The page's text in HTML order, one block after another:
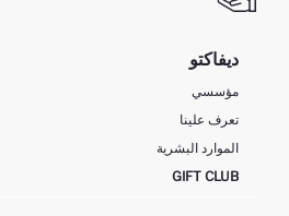
ديفاكتو
مؤسسي
تعرف علينا
الموارد البشرية
GIFT CLUB